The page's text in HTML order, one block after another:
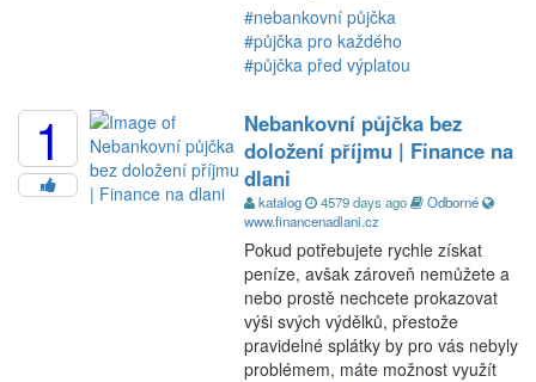
#nebankovní půjčka
#půjčka pro každého
#půjčka před výplatou
1
Nebankovní půjčka bez
doložení příjmu | Finance na
dlani
katalog 4579 days ago
Odborné
www.financenadlani.cz
Pokud potřebujete rychle získat
peníze, avšak zároveň nemůžete a
nebo prostě nechcete prokazovat
výši svých výdělků, přestože
pravidelné splátky by pro vás nebyly
problémem, máte možnost využít